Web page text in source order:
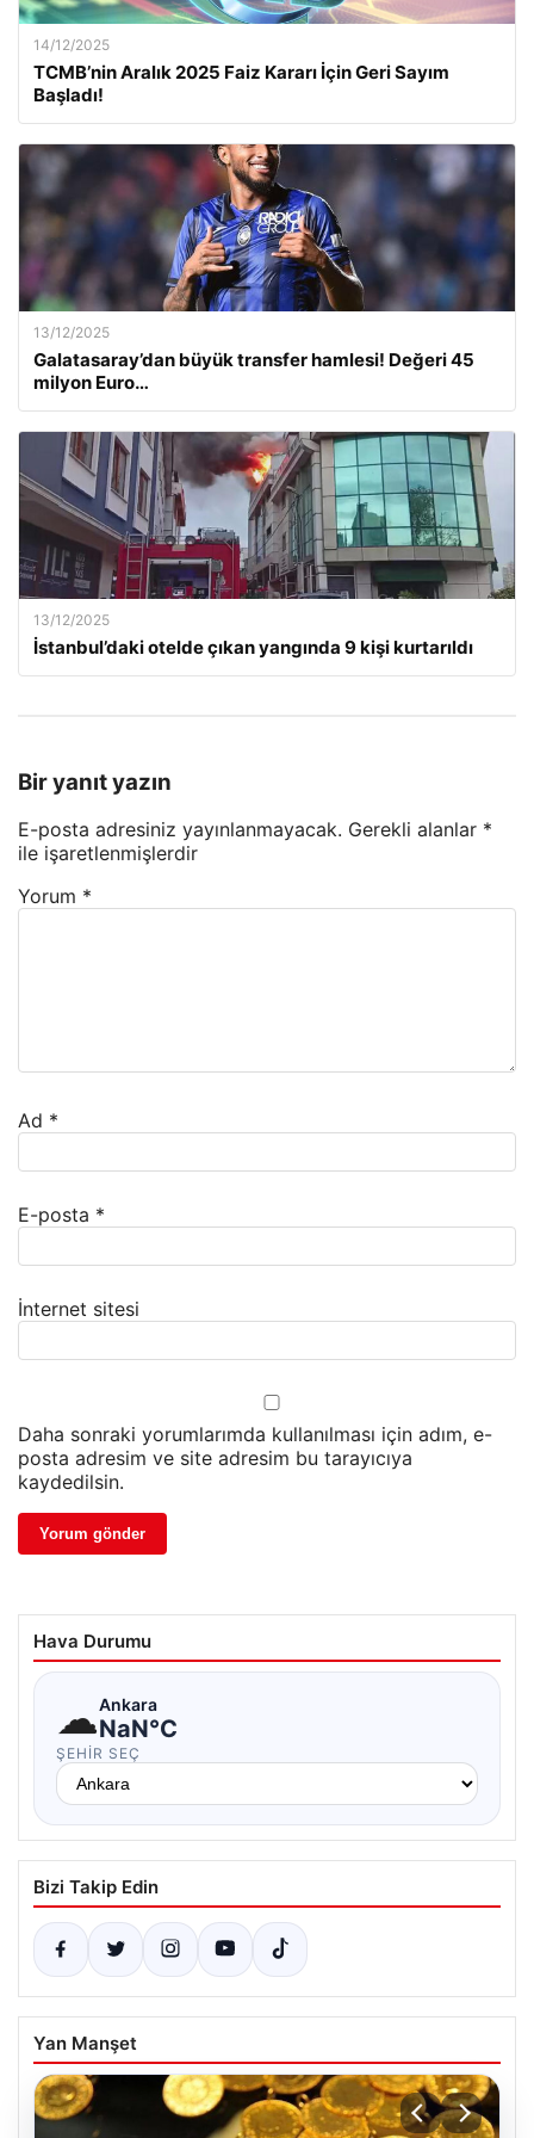
14/12/2025
TCMB’nin Aralık 2025 Faiz Kararı İçin Geri Sayım
Başladı!
13/12/2025
Galatasaray’dan büyük transfer hamlesi! Değeri 45
milyon Euro…
13/12/2025
İstanbul’daki otelde çıkan yangında 9 kişi kurtarıldı
Bir yanıt yazın
E-posta adresiniz yayınlanmayacak. Gerekli alanlar *
ile işaretlenmişlerdir
Yorum *
Ad *
E-posta *
İnternet sitesi
Daha sonraki yorumlarımda kullanılması için adım, e-
posta adresim ve site adresim bu tarayıcıya
kaydedilsin.
Hava Durumu
☁Ankara
NaN°C
ŞEHIR SEÇ
Bizi Takip Edin
Yan Manşet